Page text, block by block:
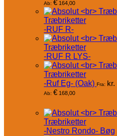
Ab: € 164,00
Træbriketter
-RUF R-
Træbriketter
-RUF R LYS-
Træbriketter
-Ruf Eg- (Oak) Fra: kr.
Ab: € 168,00
Træbriketter
-Nestro Rondo- Bøg